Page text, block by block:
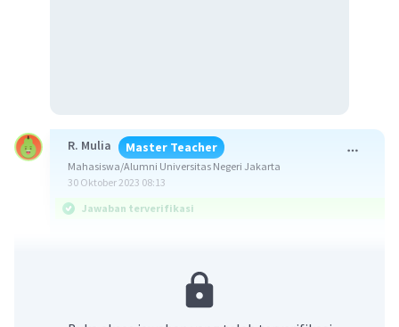
R. Mulia Master Teacher
Mahasiswa/Alumni Universitas Negeri Jakarta
30 Oktober 2023 08:13
Jawaban terverifikasi
Berikut ini penjelasannya.